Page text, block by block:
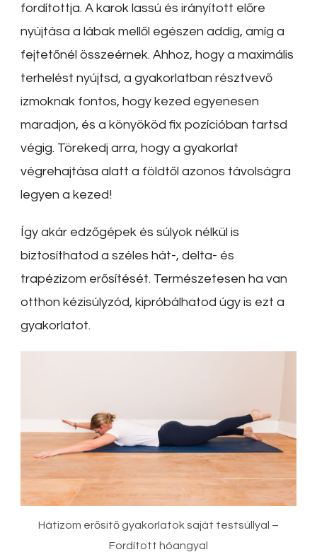
fordítottja. A karok lassú és irányított előre
nyújtása a lábak mellől egészen addig, amíg a
fejtetőnél összeérnek. Ahhoz, hogy a maximális
terhelést nyújtsd, a gyakorlatban résztvevő
izmoknak fontos, hogy kezed egyenesen
maradjon, és a könyököd fix pozícióban tartsd
végig. Törekedj arra, hogy a gyakorlat
végrehajtása alatt a földtől azonos távolságra
legyen a kezed!
Így akár edzőgépek és súlyok nélkül is
biztosíthatod a széles hát-, delta- és
trapézizom erősítését. Természetesen ha van
otthon kézisúlyzód, kipróbálhatod úgy is ezt a
gyakorlatot.
Hátizom erősítő gyakorlatok saját testsúllyal –
Fordított hóangyal